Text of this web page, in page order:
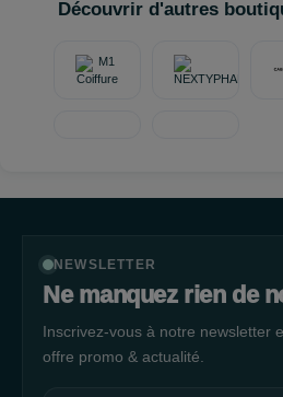
Découvrir d'autres
NEWSLETTER
Ne manquez rien de
Inscrivez-vous à notre newsletter
offre promo & actualité.